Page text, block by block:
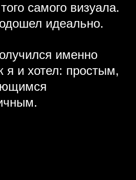
самого визуала.
идеально.
именно
я и хотел: простым,